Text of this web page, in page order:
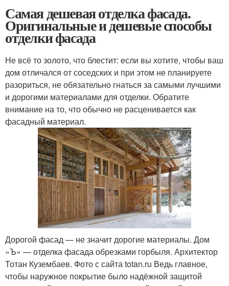
Самая дешевая отделка фасада.
Оригинальные и дешевые способы
отделки фасада
Не всё то золото, что блестит: если вы хотите, чтобы ваш
дом отличался от соседских и при этом не планируете
разориться, не обязательно гнаться за самыми лучшими
и дорогими материалами для отделки. Обратите
внимание на то, что обычно не расценивается как
фасадный материал.
Дорогой фасад — не значит дорогие материалы. Дом
«Ъ» — отделка фасада обрезками горбыля. Архитектор
Тотан Кузембаев. Фото с сайта totan.ru Ведь главное,
чтобы наружное покрытие было надёжной защитой